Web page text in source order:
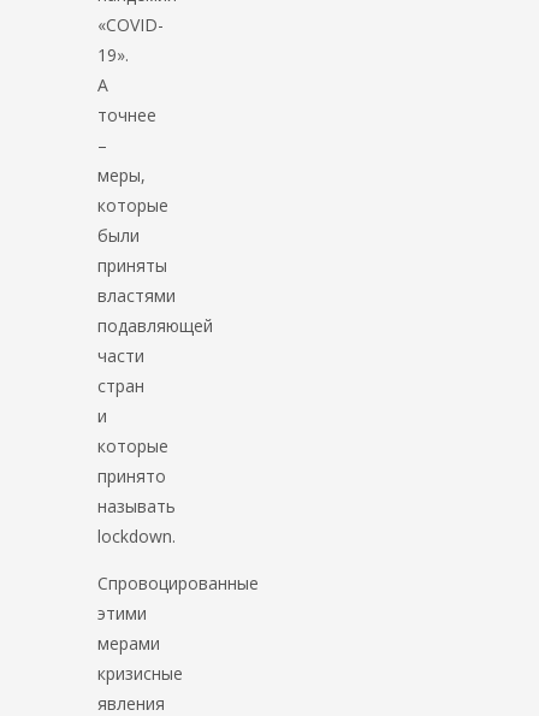
«COVID-
19».
А
точнее
–
меры,
которые
были
приняты
властями
подавляющей
части
стран
и
которые
принято
называть
lockdown.
Спровоцированные
этими
мерами
кризисные
явления